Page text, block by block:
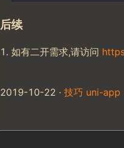
后续
如有二开需求,请访问
2019-10-22 ∙ 技巧 uni-app